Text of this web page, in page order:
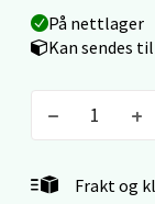
På nettlager
Kan sendes
Frakt og
Leirvik
Åpent i dag